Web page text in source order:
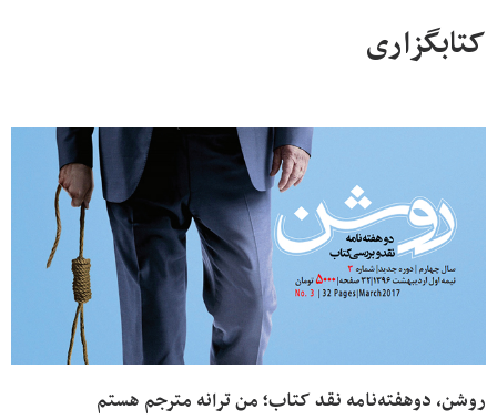
کتابگزاری
روشن، دوهفته‌نامه نقد کتاب؛ من ترانه مترجم هستم